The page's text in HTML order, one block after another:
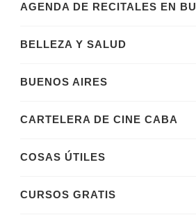
AGENDA DE RECITALES EN
BELLEZA Y SALUD
BUENOS AIRES
CARTELERA DE CINE CABA
COSAS ÚTILES
CURSOS GRATIS